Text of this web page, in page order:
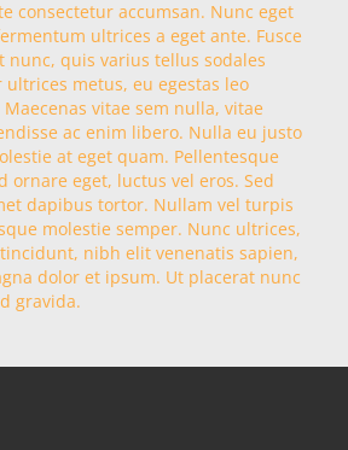
consectetur accumsan. Nunc eget
ultrices a eget ante. Fusce
nunc, quis varius tellus sodales
metus, eu egestas leo
vitae sem nulla, vitae
ac enim libero. Nulla eu justo
at eget quam. Pellentesque
ornare eget, luctus vel eros. Sed
dapibus tortor. Nullam vel turpis
molestie semper. Nunc ultrices,
nibh elit venenatis sapien,
dolor et ipsum. Ut placerat nunc
gravida.